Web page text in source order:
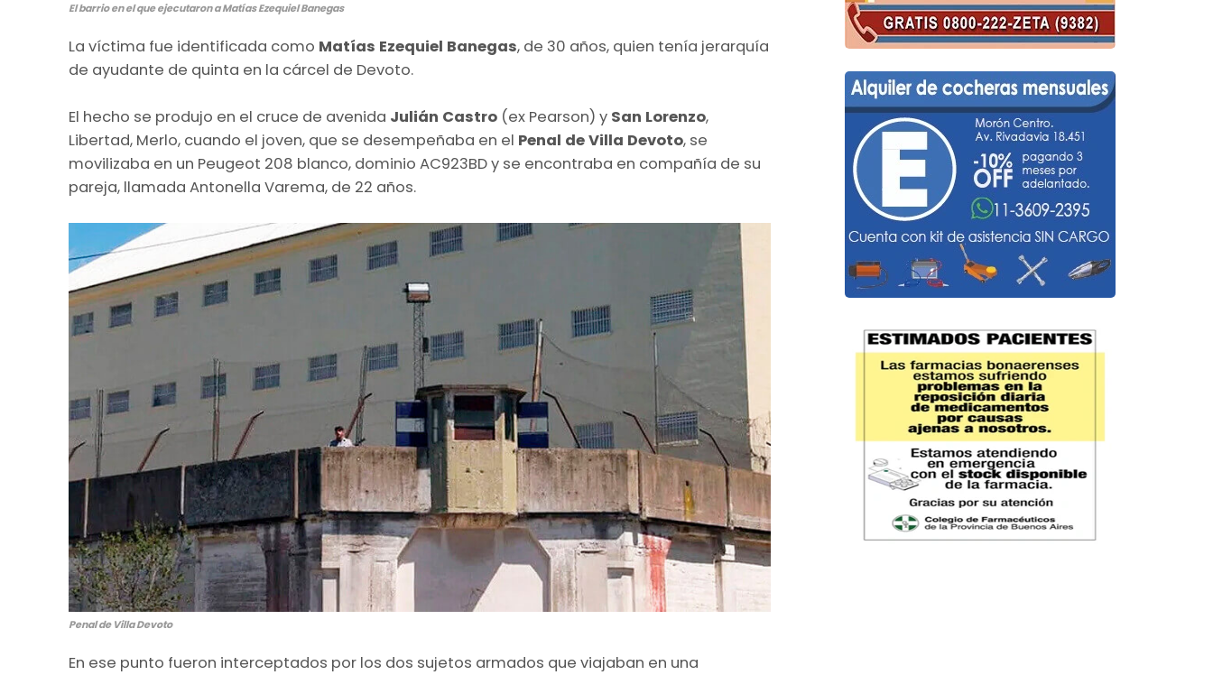
El barrio en el que ejecutaron a Matías Ezequiel Banegas
La víctima fue identificada como Matías Ezequiel Banegas, de 30 años, quien tenía jerarquía
de ayudante de quinta en la cárcel de Devoto.
El hecho se produjo en el cruce de avenida Julián Castro (ex Pearson) y San Lorenzo,
Libertad, Merlo, cuando el joven, que se desempeñaba en el Penal de Villa Devoto, se
movilizaba en un Peugeot 208 blanco, dominio AC923BD y se encontraba en compañía de su
pareja, llamada Antonella Varema, de 22 años.
Penal de Villa Devoto
En ese punto fueron interceptados por los dos sujetos armados que viajaban en una